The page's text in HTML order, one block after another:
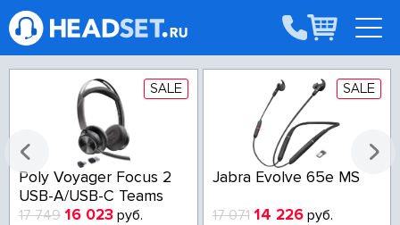
SALE
Poly Voyager Focus 2
USB-A/USB-C Teams
17 749 16 023 руб.
SALE
Jabra Evolve 65e MS
17 071 14 226руб.